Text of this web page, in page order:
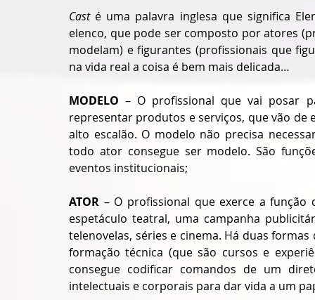
Cast é uma palavra inglesa que significa
elenco, que pode ser composto por atores
modelam) e figurantes (profissionais que
na vida real a coisa é bem mais delicada…
MODELO – O profissional que vai posar
representar produtos e serviços, que vão de
alto escalão. O modelo não precisa
todo ator consegue ser modelo. São
eventos institucionais;
ATOR – O profissional que exerce a
espetáculo teatral, uma campanha
telenovelas, séries e cinema. Há duas
formação técnica (que são cursos e
consegue codificar comandos de um
intelectuais e corporais para dar vida a um